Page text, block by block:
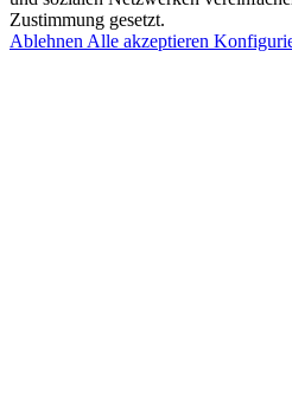
Zustimmung gesetzt.
AblehnenAlle akzeptieren